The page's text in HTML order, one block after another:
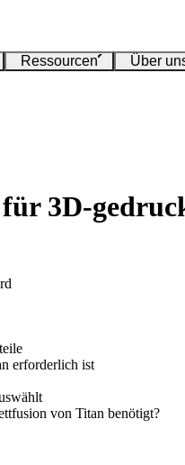
Ressourcen Über
3D-
erforderlich ist
von Titan benötigt?